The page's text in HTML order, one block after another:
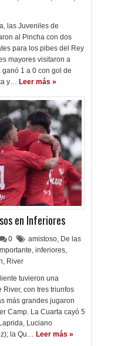
las Juveniles de
al Pincha con dos
para los pibes del Rey
mayores visitaron a
ganó 1 a 0 con gol de
y… Leer más »
en Inferiores
0 amistoso, De las
Importante, inferiores,
, River
tuvieron una
con tres triunfos
más grandes jugaron
Camp. La Cuarta cayó 5
Luciano
la Qu… Leer más »